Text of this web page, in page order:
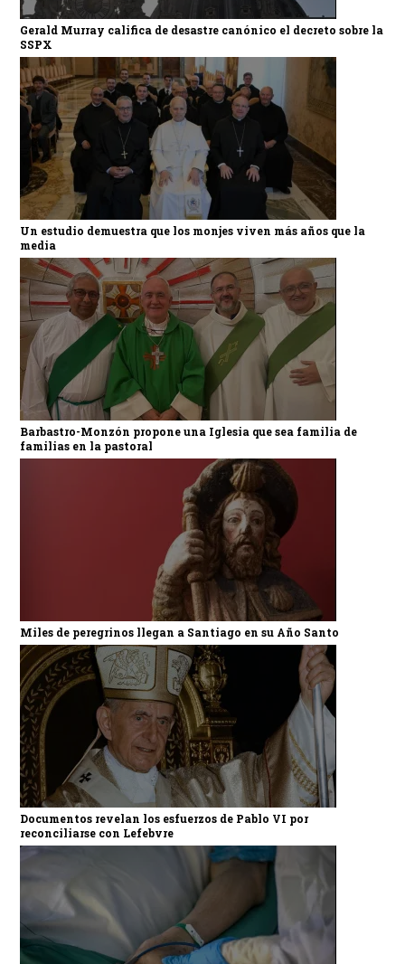
Gerald Murray califica de desastre canónico el decreto sobre la
SSPX
Un estudio demuestra que los monjes viven más años que la
media
Barbastro-Monzón propone una Iglesia que sea familia de
familias en la pastoral
Miles de peregrinos llegan a Santiago en su Año Santo
Documentos revelan los esfuerzos de Pablo VI por
reconciliarse con Lefebvre